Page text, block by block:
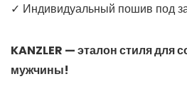
✓ Индивидуальный пошив под
KANZLER — эталон стиля для
мужчины!